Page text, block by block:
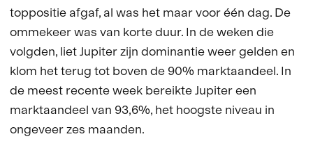
toppositie afgaf, al was het maar voor één dag. De
ommekeer was van korte duur. In de weken die
volgden, liet Jupiter zijn dominantie weer gelden en
klom het terug tot boven de 90% marktaandeel. In
de meest recente week bereikte Jupiter een
marktaandeel van 93,6%, het hoogste niveau in
ongeveer zes maanden.